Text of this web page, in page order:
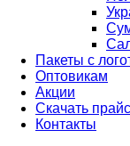
Пакеты с
Оптовикам
Акции
Скачать прайс
Контакты